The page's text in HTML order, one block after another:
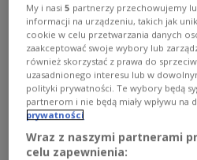
W Dnieprze zakończono akcję ratunkową
My i nasi5 partnerzy przechowujemy
informacji na urządzeniu, takich jak
cookie w celu przetwarzania danych
zaakceptować swoje wybory lub
również skorzystać z prawa do
uzasadnionego interesu lub w
polityki prywatności. Te wybory będą
partnerom i nie będą miały wpływu na
prywatności
Wraz z naszymi partnerami
celu zapewnienia: